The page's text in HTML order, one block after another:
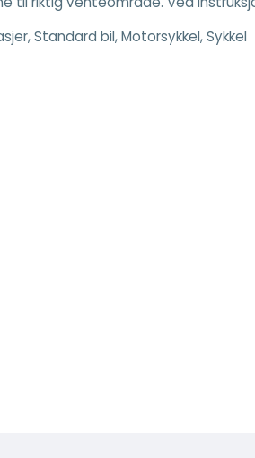
Standard bil, Motorsykkel, Sykkel